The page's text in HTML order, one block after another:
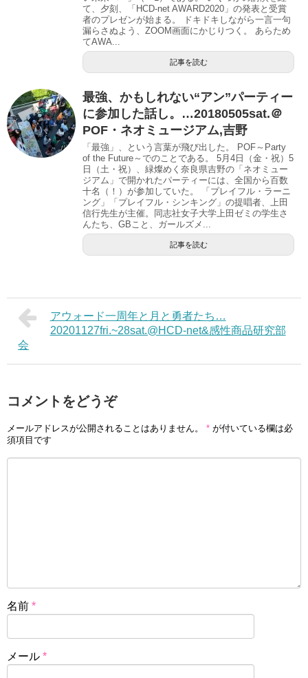
て、夕刻、「HCD-net AWARD2020」の発表と受賞
者のプレゼンが始まる。 ドキドキしながら一言一句
漏らさぬよう、ZOOM画面にかじりつく。 あらため
てAWA...
記事を読む
最強、かもしれない“アン”パーティー
に参加した話し。…20180505sat.＠
POF・ネオミュージアム,吉野
「最強」、という言葉が飛び出した。 POF～Party
of the Future～でのことである。 5月4日（金・祝）5
日（土・祝）、緑燦めく奈良県吉野の「ネオミュー
ジアム」で開かれたパーティーには、全国から百数
十名（！）が参加していた。 「プレイフル・ラーニ
ング」「プレイフル・シンキング」の提唱者、上田
信行先生が主催。同志社女子大学上田ゼミの学生さ
んたち、GBこと、ガールズメ...
記事を読む
アウォード一周年と月と勇者たち…
20201127fri.~28sat.@HCD-net&感性商品研究部
会
コメントをどうぞ
メールアドレスが公開されることはありません。 * が付いている欄は必
須項目です
名前 *
メール *